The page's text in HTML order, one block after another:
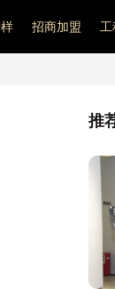
招商加盟
推